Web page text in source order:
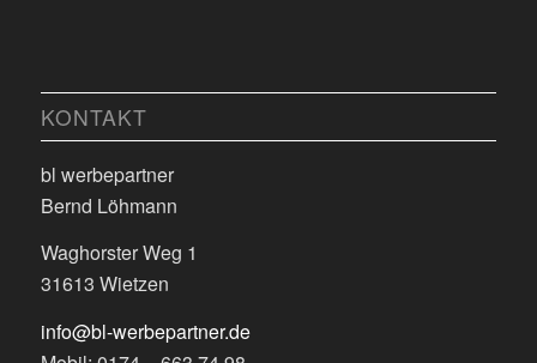
KONTAKT
bl werbepartner
Bernd Löhmann
Waghorster Weg 1
31613 Wietzen
info@bl-werbepartner.de